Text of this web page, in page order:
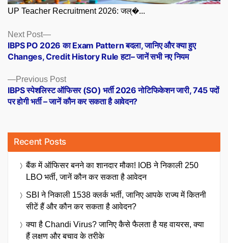
UP Teacher Recruitment 2026: जल्�...
Posts
navigation
Previous PostPrevious
post:
IBPS स्पेशलिस्ट ऑफिसर (SO) भर्ती 2026 नोटिफिकेशन जारी, 745 पदों
पर होगी भर्ती – जानें कौन कर सकता है आवेदन?
Next Post
Next
post:
IBPS PO 2026 का Exam Pattern बदला, जानिए और क्या हुए
Changes, Credit History Rule हटा– जानें सभी नए नियम
Recent Posts
बैंक में ऑफिसर बनने का शानदार मौका! IOB ने निकाली 250
LBO भर्ती, जानें कौन कर सकता है आवेदन
SBI ने निकाली 1538 क्लर्क भर्ती, जानिए आपके राज्य में कितनी
सीटें हैं और कौन कर सकता है आवेदन?
क्या है Chandi Virus? जानिए कैसे फैलता है यह वायरस, क्या
हैं लक्षण और बचाव के तरीके